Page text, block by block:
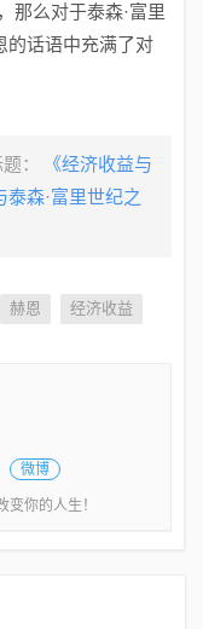
那么对于泰森·富里
的话语中充满了对
：
《经济收益与
森·富里世纪之
赫恩 经济收益
微博
你的人生！